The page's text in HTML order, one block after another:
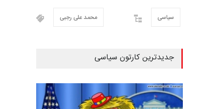
محمد علی رجبی سیاسی
جدیدترین کارتون سیاسی